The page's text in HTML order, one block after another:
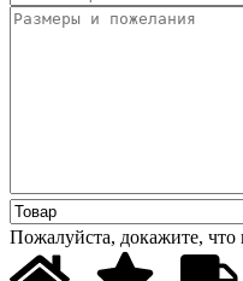
Пожалуйста, докажите, что